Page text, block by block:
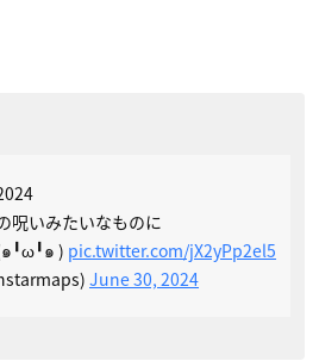
呪いみたいなものに
๑╹ω╹๑ ) pic.twitter.com/jX2yPp2el5
June 30, 2024